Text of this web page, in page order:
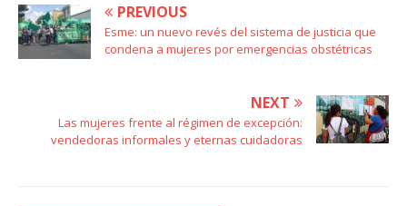
PREVIOUS
Esme: un nuevo revés del sistema de justicia que
condena a mujeres por emergencias obstétricas
NEXT
Las mujeres frente al régimen de excepción:
vendedoras informales y eternas cuidadoras